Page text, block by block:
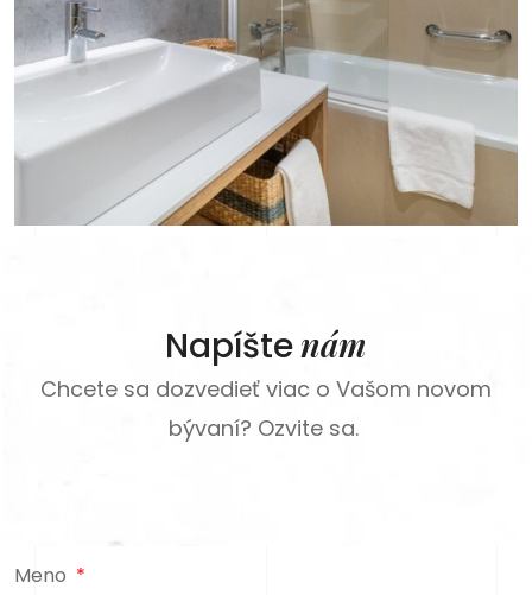
Napíštenám
Chcete sa dozvedieť viac o Vašom novom
bývaní? Ozvite sa.
Meno